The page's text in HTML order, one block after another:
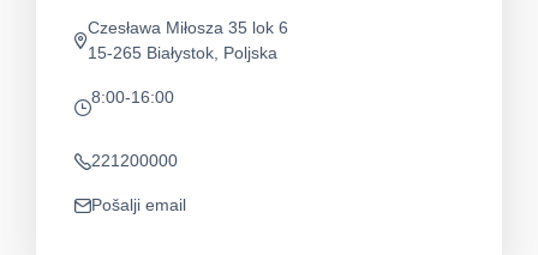
app.address
Czesława Miłosza 35 lok 6
15-265 Białystok, Poljska
app.opening-times
8:00-16:00
Telefon
221200000
app.mail
Pošalji email